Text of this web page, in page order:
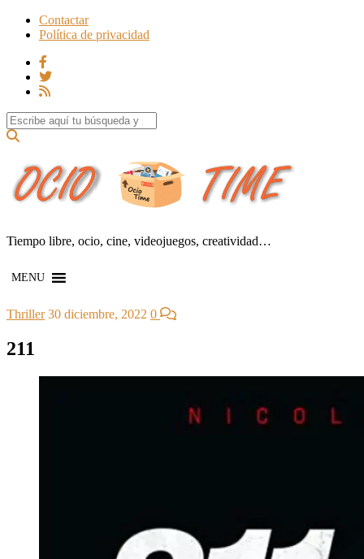
Contactar
Política de privacidad
Search for:
Tiempo libre, ocio, cine, videojuegos, creatividad…
MENU
Thriller 30 diciembre, 2022 0
211